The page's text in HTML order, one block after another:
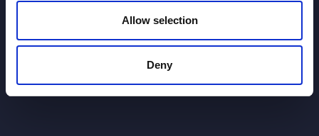
Allow selection
Deny